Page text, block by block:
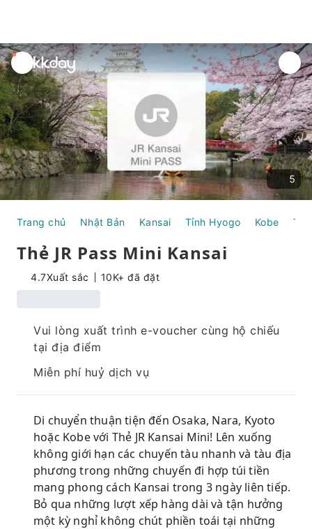
unread
notifications
5
Trang chủ Nhật Bản Kansai Tỉnh Hyogo Kobe
Thẻ JR Pass Mini Kansai
4.7Xuất sắc 10K+ đã đặt
Vui lòng xuất trình e-voucher cùng hộ chiếu
tại địa điểm
Miễn phí huỷ dịch vụ
Di chuyển thuận tiện đến Osaka, Nara, Kyoto
hoặc Kobe với Thẻ JR Kansai Mini! Lên xuống
không giới hạn các chuyến tàu nhanh và tàu địa
phương trong những chuyến đi hợp túi tiền
mang phong cách Kansai trong 3 ngày liên tiếp.
Bỏ qua những lượt xếp hàng dài và tận hưởng
một kỳ nghỉ không chút phiền toái tại những